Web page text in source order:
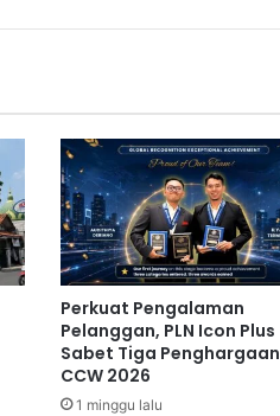
m
b
u
d
s
m
a
n
M
i
n
Perkuat Pengalaman
Pelanggan, PLN Icon Plus
Sabet Tiga Penghargaan
CCW 2026
1 minggu lalu